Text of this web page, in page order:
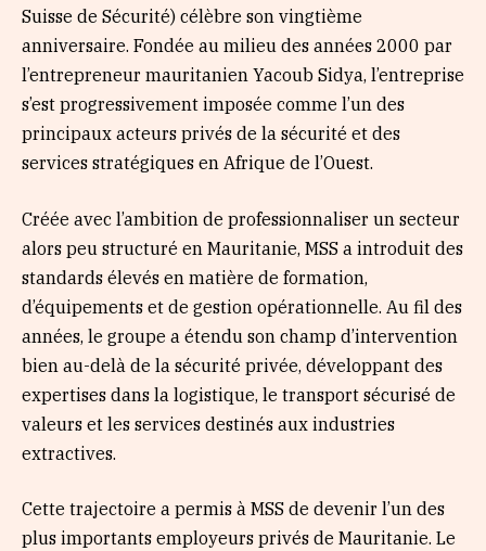
Suisse de Sécurité) célèbre son vingtième
anniversaire. Fondée au milieu des années 2000 par
l’entrepreneur mauritanien Yacoub Sidya, l’entreprise
s’est progressivement imposée comme l’un des
principaux acteurs privés de la sécurité et des
services stratégiques en Afrique de l’Ouest.
Créée avec l’ambition de professionnaliser un secteur
alors peu structuré en Mauritanie, MSS a introduit des
standards élevés en matière de formation,
d’équipements et de gestion opérationnelle. Au fil des
années, le groupe a étendu son champ d’intervention
bien au-delà de la sécurité privée, développant des
expertises dans la logistique, le transport sécurisé de
valeurs et les services destinés aux industries
extractives.
Cette trajectoire a permis à MSS de devenir l’un des
plus importants employeurs privés de Mauritanie. Le